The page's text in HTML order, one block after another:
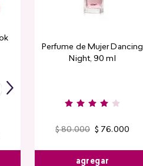
Perfume de Mujer Dancing
Night, 90 ml
$ 80.000 $ 76.000
agregar